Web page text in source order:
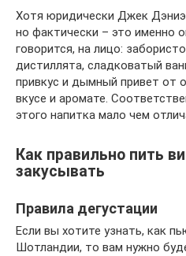
Хотя юридически Джек
но фактически – это именно
говорится, на лицо:
дистиллята, сладковатый
привкус и дымный привет от
вкусе и аромате.
этого напитка мало чем
Как правильно пить
закусывать
Правила дегустации
Если вы хотите узнать, как
Шотландии, то вам нужно